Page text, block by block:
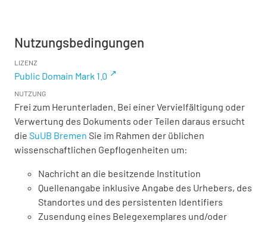
Nutzungsbedingungen
LIZENZ
Public Domain Mark 1.0
NUTZUNG
Frei zum Herunterladen. Bei einer Vervielfältigung oder
Verwertung des Dokuments oder Teilen daraus ersucht
die SuUB Bremen Sie im Rahmen der üblichen
wissenschaftlichen Gepflogenheiten um:
Nachricht an die besitzende Institution
Quellenangabe inklusive Angabe des Urhebers, des
Standortes und des persistenten Identifiers
Zusendung eines Belegexemplares und/oder